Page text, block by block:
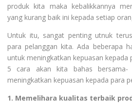
produk kita maka kebalikkannya
yang kurang baik ini kepada setiap
Untuk itu, sangat penting utnuk
para pelanggan kita. Ada beberapa
untuk meningkatkan kepuasan kepada
5 cara akan kita bahas bersama-
meningkatkan kepuasan kepada para
1. Memelihara kualitas terbaik